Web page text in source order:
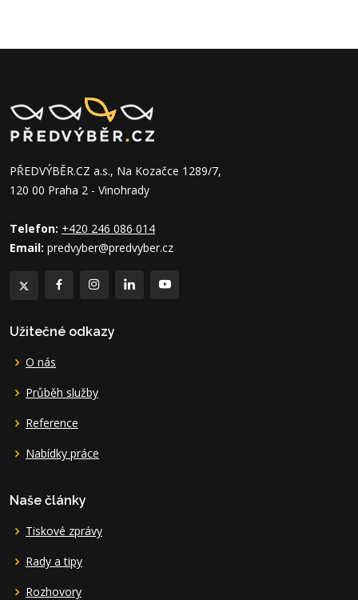
PŘEDVÝBĚR.CZ a.s., Na Kozačce 1289/7,
120 00 Praha 2 - Vinohrady
Telefon: +420 246 086 014
Email: predvyber@predvyber.cz
Užitečné odkazy
O nás
Průběh služby
Reference
Nabídky práce
Naše články
Tiskové zprávy
Rady a tipy
Rozhovory